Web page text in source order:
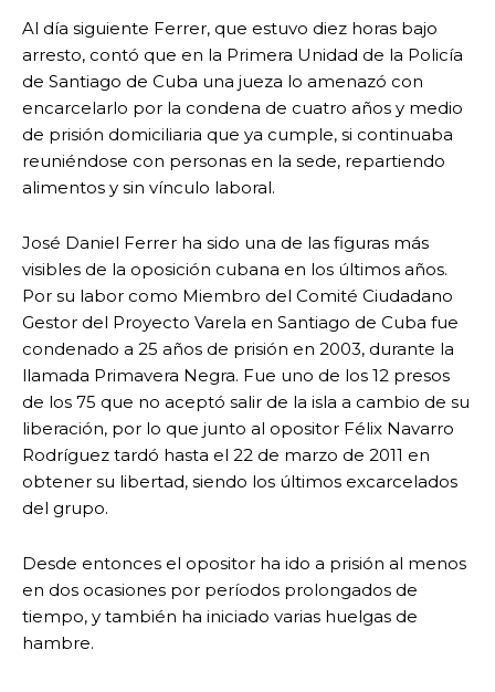
Al día siguiente Ferrer, que estuvo diez horas bajo
arresto, contó que en la Primera Unidad de la Policía
de Santiago de Cuba una jueza lo amenazó con
encarcelarlo por la condena de cuatro años y medio
de prisión domiciliaria que ya cumple, si continuaba
reuniéndose con personas en la sede, repartiendo
alimentos y sin vínculo laboral.
José Daniel Ferrer ha sido una de las figuras más
visibles de la oposición cubana en los últimos años.
Por su labor como Miembro del Comité Ciudadano
Gestor del Proyecto Varela en Santiago de Cuba fue
condenado a 25 años de prisión en 2003, durante la
llamada Primavera Negra. Fue uno de los 12 presos
de los 75 que no aceptó salir de la isla a cambio de su
liberación, por lo que junto al opositor Félix Navarro
Rodríguez tardó hasta el 22 de marzo de 2011 en
obtener su libertad, siendo los últimos excarcelados
del grupo.
Desde entonces el opositor ha ido a prisión al menos
en dos ocasiones por períodos prolongados de
tiempo, y también ha iniciado varias huelgas de
hambre.